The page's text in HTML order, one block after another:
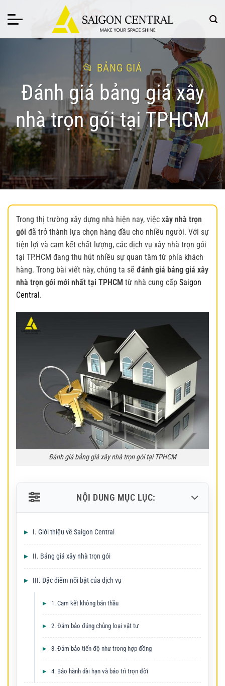
qua
BẢNG GIÁ
Đánh giá bảng giá xây
nhà trọn gói tại TPHCM
Trong thị trường xây dựng nhà hiện nay, việc xây nhà trọn
gói đã trở thành lựa chọn hàng đầu cho nhiều người. Với sự
tiện lợi và cam kết chất lượng, các dịch vụ xây nhà trọn gói
tại TP.HCM đang thu hút nhiều sự quan tâm từ phía khách
hàng. Trong bài viết này, chúng ta sẽ đánh giá bảng giá xây
nhà trọn gói mới nhất tại TPHCM từ nhà cung cấp Saigon
Central.
Đánh giá bảng giá xây nhà trọn gói tại TPHCM
NỘI DUNG MỤC LỤC:
I. Giới thiệu về Saigon Central
II. Bảng giá xây nhà trọn gói
III. Đặc điểm nổi bật của dịch vụ
1. Cam kết không bán thầu
2. Đảm bảo đúng chủng loại vật tư
3. Đảm bảo tiến độ như trong hợp đồng
4. Bảo hành dài hạn và bảo trì trọn đời